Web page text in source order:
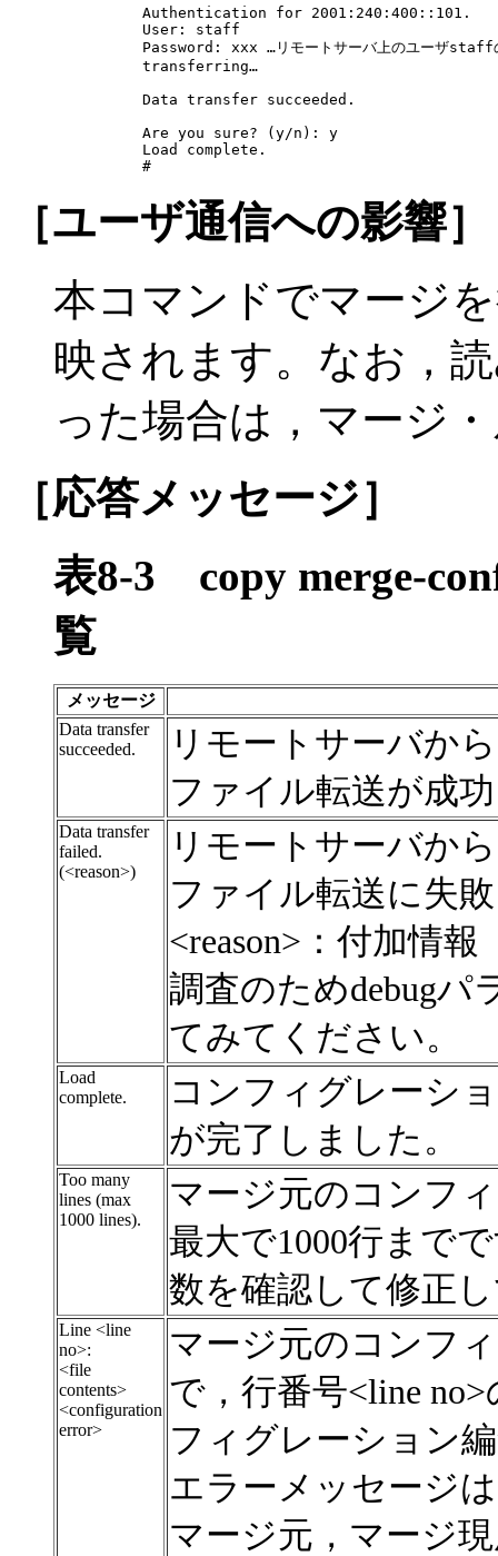
Authentication for 2001:240:400::101.
User: staff
Password: xxx …リモートサーバ上のユーザstaff
transferring…
Data transfer succeeded.
Are you sure? (y/n): y
Load complete.
#
［ユーザ通信への影響］
本コマンドでマージ
映されます。なお，
った場合は，マージ
［応答メッセージ］
表8-3 copy merge-
覧
メッセージ
Data transfer
succeeded.
リモートサーバか
ファイル転送が成
Data transfer
failed.
(<reason>)
リモートサーバか
ファイル転送に失
<reason>：付加情報
調査のためdebugパ
てみてください。
Load
complete.
コンフィグレーシ
が完了しました。
Too many
lines (max
1000 lines).
マージ元のコンフ
最大で1000行まで
数を確認して修正
Line <line
no>:
<file
contents>
<configuration
error>
マージ元のコンフ
で，行番号<line
フィグレーション
エラーメッセージ
マージ元，マージ